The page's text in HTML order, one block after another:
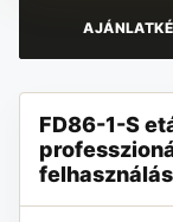
FD86-1-S